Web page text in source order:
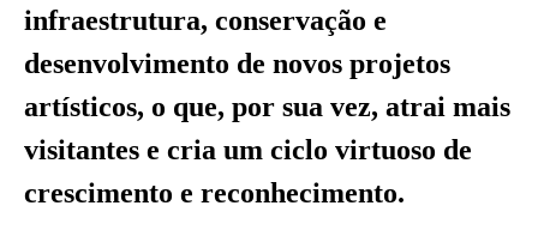
infraestrutura, conservação e
desenvolvimento de novos projetos
artísticos, o que, por sua vez, atrai mais
visitantes e cria um ciclo virtuoso de
crescimento e reconhecimento.